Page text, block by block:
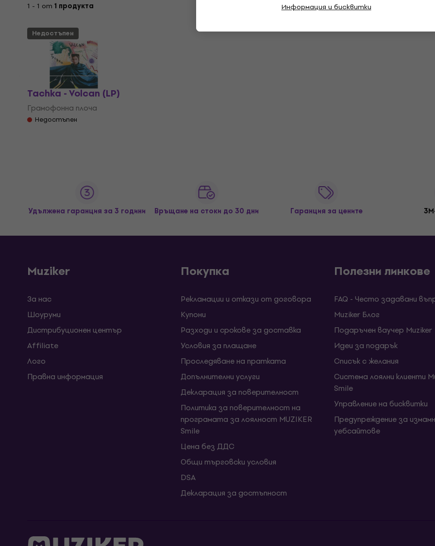
Информация и бисквитки
1 - 1 от 1 продукта
Недостъпен
Tachka - Volcan (LP)
Грамофонна плоча
Недостъпен
Удължена гаранция за 3 години Връщане на стоки до 30 дни Гаранция за цените
Muziker
За нас
Шоуруми
Дистрибуционен център
Affiliate
Лого
Правна информация
Покупка
Рекламации и откази от договора
Kупони
Разходи и срокове за доставка
Условия за плащане
Проследяване на пратката
Допълнителни услуги
Декларация за поверителност
Политика за поверителност на
програмата за лоялност MUZIKER
Smile
Цена без ДДС
Общи търговски условия
DSA
Декларация за достъпност
Полезни линкове
FAQ - Често задавани
Muziker Блог
Подаръчен ваучер Muziker
Идеи за подарък
Списък с желания
Система лоялни клиенти
Smile
Управление на бисквитки
Предупреждение за
уебсайтове